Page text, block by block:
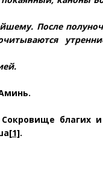
После
Сокровище благих
[1].